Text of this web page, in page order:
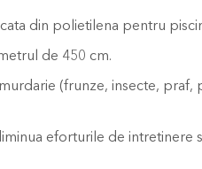
din polietilena pentru
de 450 cm.
(frunze, insecte, praf,
eforturile de intretinere